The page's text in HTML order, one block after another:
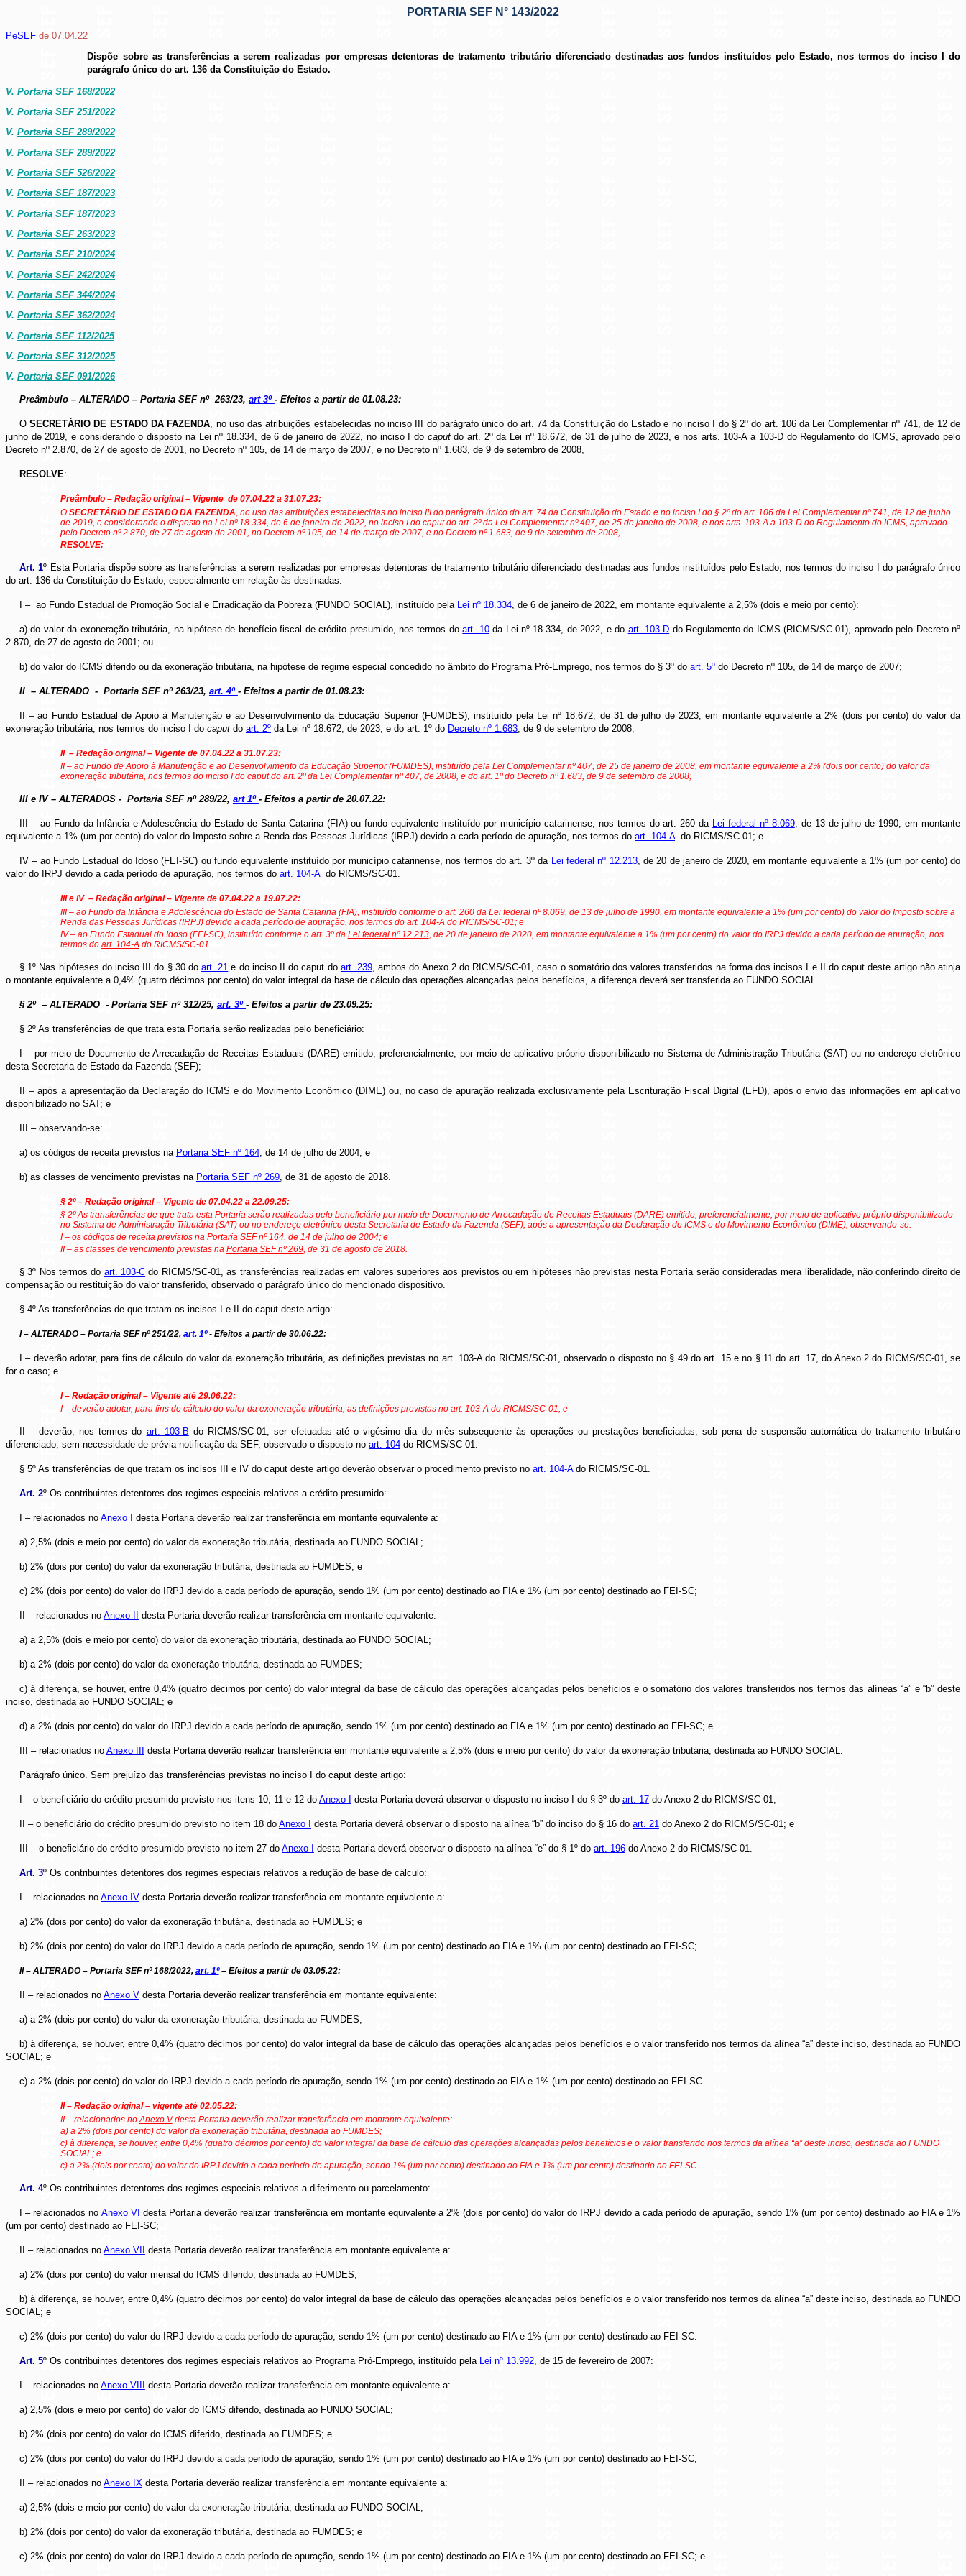
PORTARIA SEF N° 143/2022
PeSEF de 07.04.22
Dispõe sobre as transferências a serem realizadas por empresas detentoras de tratamento tributário diferenciado destinadas aos fundos instituídos pelo Estado, nos termos do inciso I do
parágrafo único do art. 136 da Constituição do Estado.
V. Portaria SEF 168/2022
V. Portaria SEF 251/2022
V. Portaria SEF 289/2022
V. Portaria SEF 289/2022
V. Portaria SEF 526/2022
V. Portaria SEF 187/2023
V. Portaria SEF 187/2023
V. Portaria SEF 263/2023
V. Portaria SEF 210/2024
V. Portaria SEF 242/2024
V. Portaria SEF 344/2024
V. Portaria SEF 362/2024
V. Portaria SEF 112/2025
V. Portaria SEF 312/2025
V. Portaria SEF 091/2026
Preâmbulo – ALTERADO – Portaria SEF nº 263/23, art 3º - Efeitos a partir de 01.08.23:
OSECRETÁRIO DE ESTADO DA FAZENDA, no uso das atribuições estabelecidas no inciso III do parágrafo único do art. 74 da Constituição do Estado e no inciso I do § 2º do art. 106 da Lei Complementar nº 741, de 12 de
junho de 2019, e considerando o disposto na Lei nº 18.334, de 6 de janeiro de 2022, no inciso I do caputdo art. 2º da Lei nº 18.672, de 31 de julho de 2023, e nos arts. 103-A a 103-D do Regulamento do ICMS, aprovado pelo
Decreto nº 2.870, de 27 de agosto de 2001, no Decreto nº 105, de 14 de março de 2007, e no Decreto nº 1.683, de 9 de setembro de 2008,
RESOLVE:
Preâmbulo – Redação original – Vigente de 07.04.22 a 31.07.23:
O SECRETÁRIO DE ESTADO DA FAZENDA, no uso das atribuições estabelecidas no inciso III do parágrafo único do art. 74 da Constituição do Estado e no inciso I do § 2º do art. 106 da Lei Complementar nº 741, de 12 de junho
de 2019, e considerando o disposto na Lei nº 18.334, de 6 de janeiro de 2022, no inciso I do caput do art. 2º da Lei Complementar nº 407, de 25 de janeiro de 2008, e nos arts. 103-A a 103-D do Regulamento do ICMS, aprovado
pelo Decreto nº 2.870, de 27 de agosto de 2001, no Decreto nº 105, de 14 de março de 2007, e no Decreto nº 1.683, de 9 de setembro de 2008,
RESOLVE:
Art. 1º Esta Portaria dispõe sobre as transferências a serem realizadas por empresas detentoras de tratamento tributário diferenciado destinadas aos fundos instituídos pelo Estado, nos termos do inciso I do parágrafo único
do art. 136 da Constituição do Estado, especialmente em relação às destinadas:
I – ao Fundo Estadual de Promoção Social e Erradicação da Pobreza (FUNDO SOCIAL), instituído pela Lei nº 18.334, de 6 de janeiro de 2022, em montante equivalente a 2,5% (dois e meio por cento):
a) do valor da exoneração tributária, na hipótese de benefício fiscal de crédito presumido, nos termos doart. 10da Lei nº 18.334, de 2022, e do art. 103-D do Regulamento do ICMS (RICMS/SC-01), aprovado pelo Decreto nº
2.870, de 27 de agosto de 2001; ou
b) do valor do ICMS diferido ou da exoneração tributária, na hipótese de regime especial concedido no âmbito do Programa Pró-Emprego, nos termos do § 3º do art. 5ºdo Decreto nº 105, de 14 de março de 2007;
II – ALTERADO - Portaria SEF nº 263/23, art. 4º - Efeitos a partir de 01.08.23:
II – ao Fundo Estadual de Apoio à Manutenção e ao Desenvolvimento da Educação Superior (FUMDES), instituído pela Lei nº 18.672, de 31 de julho de 2023, em montante equivalente a 2% (dois por cento) do valor da
exoneração tributária, nos termos do inciso I do caput do art. 2º da Lei nº 18.672, de 2023, e do art. 1º do Decreto nº 1.683 , de 9 de setembro de 2008;
II – Redação original – Vigente de 07.04.22 a 31.07.23:
II – ao Fundo de Apoio à Manutenção e ao Desenvolvimento da Educação Superior (FUMDES), instituído pela Lei Complementar nº 407, de 25 de janeiro de 2008, em montante equivalente a 2% (dois por cento) do valor da
exoneração tributária, nos termos do inciso I do caput do art. 2º da Lei Complementar nº 407, de 2008, e do art. 1º do Decreto nº 1.683, de 9 de setembro de 2008;
III e IV – ALTERADOS - Portaria SEF nº 289/22, art 1º - Efeitos a partir de 20.07.22:
III – ao Fundo da Infância e Adolescência do Estado de Santa Catarina (FIA) ou fundo equivalente instituído por município catarinense, nos termos do art. 260 da Lei federal nº 8.069, de 13 de julho de 1990, em montante
equivalente a 1% (um por cento) do valor do Imposto sobre a Renda das Pessoas Jurídicas (IRPJ) devido a cada período de apuração, nos termos do art. 104-A do RICMS/SC-01; e
IV – ao Fundo Estadual do Idoso (FEI-SC) ou fundo equivalente instituído por município catarinense, nos termos do art. 3º da Lei federal nº 12.213, de 20 de janeiro de 2020, em montante equivalente a 1% (um por cento) do
valor do IRPJ devido a cada período de apuração, nos termos do art. 104-A do RICMS/SC-01.
III e IV – Redação original – Vigente de 07.04.22 a 19.07.22:
III – ao Fundo da Infância e Adolescência do Estado de Santa Catarina (FIA), instituído conforme o art. 260 da Lei federal nº 8.069, de 13 de julho de 1990, em montante equivalente a 1% (um por cento) do valor do Imposto sobre a
Renda das Pessoas Jurídicas (IRPJ) devido a cada período de apuração, nos termos do art. 104-Ado RICMS/SC-01; e
IV – ao Fundo Estadual do Idoso (FEI-SC), instituído conforme o art. 3º da Lei federal nº 12.213, de 20 de janeiro de 2020, em montante equivalente a 1% (um por cento) do valor do IRPJ devido a cada período de apuração, nos
termos do art. 104-A do RICMS/SC-01.
§ 1º Nas hipóteses do inciso III do § 30 doart. 21 e do inciso II do caput do art. 239 , ambos do Anexo 2 do RICMS/SC-01, caso o somatório dos valores transferidos na forma dos incisos I e II do caput deste artigo não atinja
o montante equivalente a 0,4% (quatro décimos por cento) do valor integral da base de cálculo das operações alcançadas pelos benefícios, a diferença deverá ser transferida ao FUNDO SOCIAL.
§ 2º – ALTERADO - Portaria SEF nº 312/25, art. 3º - Efeitos a partir de 23.09.25:
§ 2º As transferências de que trata esta Portaria serão realizadas pelo beneficiário:
I – por meio de Documento de Arrecadação de Receitas Estaduais (DARE) emitido, preferencialmente, por meio de aplicativo próprio disponibilizado no Sistema de Administração Tributária (SAT) ou no endereço eletrônico
desta Secretaria de Estado da Fazenda (SEF);
II – após a apresentação da Declaração do ICMS e do Movimento Econômico (DIME) ou, no caso de apuração realizada exclusivamente pela Escrituração Fiscal Digital (EFD), após o envio das informações em aplicativo
disponibilizado no SAT; e
III – observando-se:
a) os códigos de receita previstos na Portaria SEF nº 164, de 14 de julho de 2004; e
b) as classes de vencimento previstas na Portaria SEF nº 269, de 31 de agosto de 2018.
§ 2º – Redação original – Vigente de 07.04.22 a 22.09.25:
§ 2º As transferências de que trata esta Portaria serão realizadas pelo beneficiário por meio de Documento de Arrecadação de Receitas Estaduais (DARE) emitido, preferencialmente, por meio de aplicativo próprio disponibilizado
no Sistema de Administração Tributária (SAT) ou no endereço eletrônico desta Secretaria de Estado da Fazenda (SEF), após a apresentação da Declaração do ICMS e do Movimento Econômico (DIME), observando-se:
I – os códigos de receita previstos na Portaria SEF nº 164, de 14 de julho de 2004; e
II – as classes de vencimento previstas na Portaria SEF nº 269, de 31 de agosto de 2018.
§ 3º Nos termos do art. 103-C do RICMS/SC-01, as transferências realizadas em valores superiores aos previstos ou em hipóteses não previstas nesta Portaria serão consideradas mera liberalidade, não conferindo direito de
compensação ou restituição do valor transferido, observado o parágrafo único do mencionado dispositivo.
§ 4º As transferências de que tratam os incisos I e II do caput deste artigo:
I – ALTERADO – Portaria SEF nº 251/22, art. 1º- Efeitos a partir de 30.06.22:
I – deverão adotar, para fins de cálculo do valor da exoneração tributária, as definições previstas no art. 103-A do RICMS/SC-01, observado o disposto no § 49 do art. 15 e no § 11 do art. 17, do Anexo 2 do RICMS/SC-01, se
for o caso; e
I – Redação original – Vigente até 29.06.22:
I – deverão adotar, para fins de cálculo do valor da exoneração tributária, as definições previstas no art. 103-A do RICMS/SC-01; e
II – deverão, nos termos do art. 103-B do RICMS/SC-01, ser efetuadas até o vigésimo dia do mês subsequente às operações ou prestações beneficiadas, sob pena de suspensão automática do tratamento tributário
diferenciado, sem necessidade de prévia notificação da SEF, observado o disposto no art. 104 do RICMS/SC-01.
§ 5º As transferências de que tratam os incisos III e IV do caput deste artigo deverão observar o procedimento previsto no art. 104-Ado RICMS/SC-01.
Art. 2º Os contribuintes detentores dos regimes especiais relativos a crédito presumido:
I – relacionados no Anexo I desta Portaria deverão realizar transferência em montante equivalente a:
a) 2,5% (dois e meio por cento) do valor da exoneração tributária, destinada ao FUNDO SOCIAL;
b) 2% (dois por cento) do valor da exoneração tributária, destinada ao FUMDES; e
c) 2% (dois por cento) do valor do IRPJ devido a cada período de apuração, sendo 1% (um por cento) destinado ao FIA e 1% (um por cento) destinado ao FEI-SC;
II – relacionados no Anexo II desta Portaria deverão realizar transferência em montante equivalente:
a) a 2,5% (dois e meio por cento) do valor da exoneração tributária, destinada ao FUNDO SOCIAL;
b) a 2% (dois por cento) do valor da exoneração tributária, destinada ao FUMDES;
c) à diferença, se houver, entre 0,4% (quatro décimos por cento) do valor integral da base de cálculo das operações alcançadas pelos benefícios e o somatório dos valores transferidos nos termos das alíneas “a” e “b” deste
inciso, destinada ao FUNDO SOCIAL; e
d) a 2% (dois por cento) do valor do IRPJ devido a cada período de apuração, sendo 1% (um por cento) destinado ao FIA e 1% (um por cento) destinado ao FEI-SC; e
III – relacionados no Anexo III desta Portaria deverão realizar transferência em montante equivalente a 2,5% (dois e meio por cento) do valor da exoneração tributária, destinada ao FUNDO SOCIAL.
Parágrafo único. Sem prejuízo das transferências previstas no inciso I do caput deste artigo:
I – o beneficiário do crédito presumido previsto nos itens 10, 11 e 12 do Anexo I desta Portaria deverá observar o disposto no inciso I do § 3º do art. 17do Anexo 2 do RICMS/SC-01;
II – o beneficiário do crédito presumido previsto no item 18 do Anexo I desta Portaria deverá observar o disposto na alínea “b” do inciso do § 16 do art. 21do Anexo 2 do RICMS/SC-01; e
III – o beneficiário do crédito presumido previsto no item 27 do Anexo I desta Portaria deverá observar o disposto na alínea “e” do § 1º do art. 196do Anexo 2 do RICMS/SC-01.
Art. 3º Os contribuintes detentores dos regimes especiais relativos a redução de base de cálculo:
I – relacionados no Anexo IVdesta Portaria deverão realizar transferência em montante equivalente a:
a) 2% (dois por cento) do valor da exoneração tributária, destinada ao FUMDES; e
b) 2% (dois por cento) do valor do IRPJ devido a cada período de apuração, sendo 1% (um por cento) destinado ao FIA e 1% (um por cento) destinado ao FEI-SC;
II – ALTERADO – Portaria SEF nº 168/2022, art. 1º– Efeitos a partir de 03.05.22:
II – relacionados no Anexo Vdesta Portaria deverão realizar transferência em montante equivalente:
a) a 2% (dois por cento) do valor da exoneração tributária, destinada ao FUMDES;
b) à diferença, se houver, entre 0,4% (quatro décimos por cento) do valor integral da base de cálculo das operações alcançadas pelos benefícios e o valor transferido nos termos da alínea “a” deste inciso, destinada ao FUNDO
SOCIAL; e
c) a 2% (dois por cento) do valor do IRPJ devido a cada período de apuração, sendo 1% (um por cento) destinado ao FIA e 1% (um por cento) destinado ao FEI-SC.
II – Redação original – vigente até 02.05.22:
II – relacionados noAnexo Vdesta Portaria deverão realizar transferência em montante equivalente:
a) a 2% (dois por cento) do valor da exoneração tributária, destinada ao FUMDES;
c) à diferença, se houver, entre 0,4% (quatro décimos por cento) do valor integral da base de cálculo das operações alcançadas pelos benefícios e o valor transferido nos termos da alínea “a” deste inciso, destinada ao FUNDO
SOCIAL; e
c) a 2% (dois por cento) do valor do IRPJ devido a cada período de apuração, sendo 1% (um por cento) destinado ao FIA e 1% (um por cento) destinado ao FEI-SC.
Art. 4º Os contribuintes detentores dos regimes especiais relativos a diferimento ou parcelamento:
I – relacionados no Anexo VI desta Portaria deverão realizar transferência em montante equivalente a 2% (dois por cento) do valor do IRPJ devido a cada período de apuração, sendo 1% (um por cento) destinado ao FIA e 1%
(um por cento) destinado ao FEI-SC;
II – relacionados no Anexo VII desta Portaria deverão realizar transferência em montante equivalente a:
a) 2% (dois por cento) do valor mensal do ICMS diferido, destinada ao FUMDES;
b) à diferença, se houver, entre 0,4% (quatro décimos por cento) do valor integral da base de cálculo das operações alcançadas pelos benefícios e o valor transferido nos termos da alínea “a” deste inciso, destinada ao FUNDO
SOCIAL; e
c) 2% (dois por cento) do valor do IRPJ devido a cada período de apuração, sendo 1% (um por cento) destinado ao FIA e 1% (um por cento) destinado ao FEI-SC.
Art. 5º Os contribuintes detentores dos regimes especiais relativos ao Programa Pró-Emprego, instituído pela Lei nº 13.992, de 15 de fevereiro de 2007:
I – relacionados no Anexo VIII desta Portaria deverão realizar transferência em montante equivalente a:
a) 2,5% (dois e meio por cento) do valor do ICMS diferido, destinada ao FUNDO SOCIAL;
b) 2% (dois por cento) do valor do ICMS diferido, destinada ao FUMDES; e
c) 2% (dois por cento) do valor do IRPJ devido a cada período de apuração, sendo 1% (um por cento) destinado ao FIA e 1% (um por cento) destinado ao FEI-SC;
II – relacionados no Anexo IX desta Portaria deverão realizar transferência em montante equivalente a:
a) 2,5% (dois e meio por cento) do valor da exoneração tributária, destinada ao FUNDO SOCIAL;
b) 2% (dois por cento) do valor da exoneração tributária, destinada ao FUMDES; e
c) 2% (dois por cento) do valor do IRPJ devido a cada período de apuração, sendo 1% (um por cento) destinado ao FIA e 1% (um por cento) destinado ao FEI-SC; e